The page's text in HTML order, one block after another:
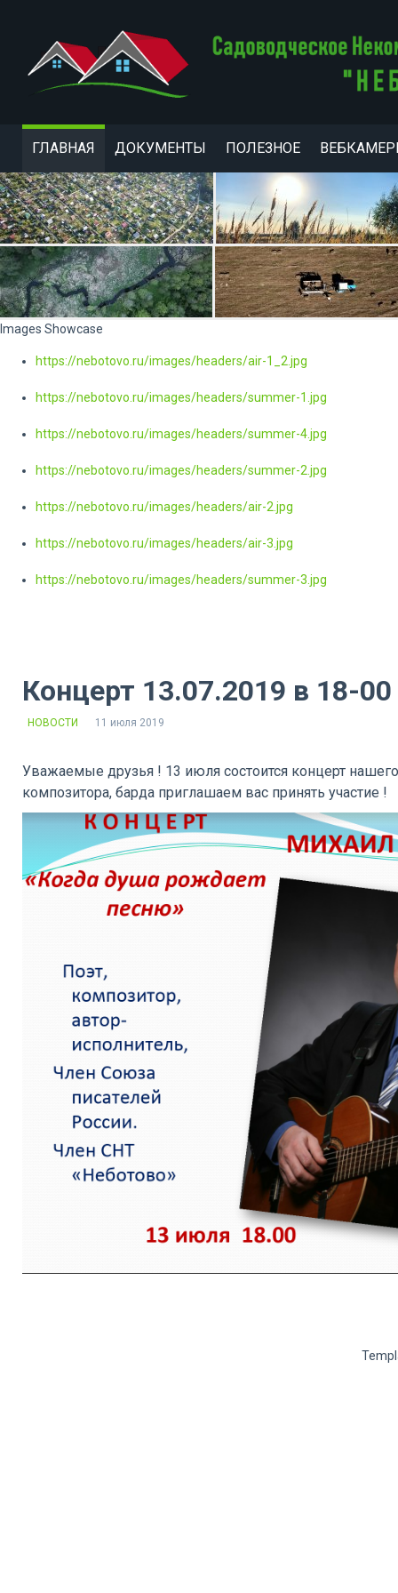
ГЛАВНАЯ ДОКУМЕНТЫ ПОЛЕЗНОЕ
Images Showcase
https://nebotovo.ru/images/headers/air-1_2.jpg
https://nebotovo.ru/images/headers/summer-1.jpg
https://nebotovo.ru/images/headers/summer-4.jpg
https://nebotovo.ru/images/headers/summer-2.jpg
https://nebotovo.ru/images/headers/air-2.jpg
https://nebotovo.ru/images/headers/air-3.jpg
https://nebotovo.ru/images/headers/summer-3.jpg
Концерт 13.07.2019 в 18-00
НОВОСТИ 11 июля 2019
Уважаемые друзья ! 13 июля состоится концерт
композитора, барда приглашаем вас принять участие !